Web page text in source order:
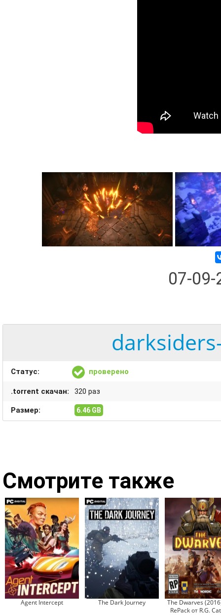
07-
Статус: проверено
.torrent скачан: 320 раз
Размер: 6.46 GB
Смотрите также
Agent Intercept The Dark Journey
The Dwarves
RePack от R.G.